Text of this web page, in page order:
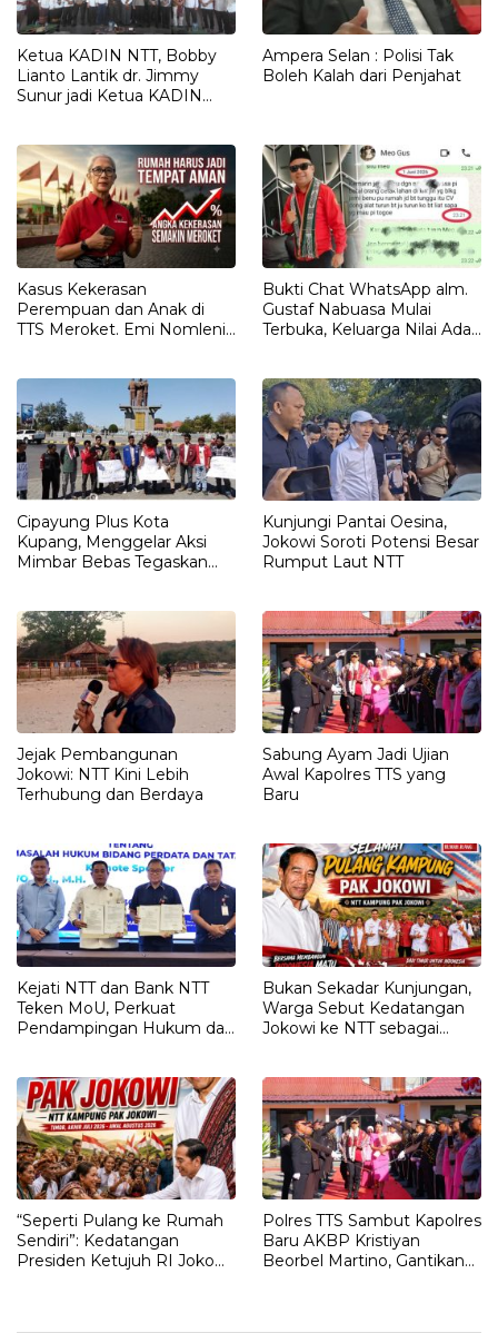
Ketua KADIN NTT, Bobby
Lianto Lantik dr. Jimmy
Sunur jadi Ketua KADIN
Ampera Selan : Polisi Tak
Boleh Kalah dari Penjahat
Kasus Kekerasan
Perempuan dan Anak di
TTS Meroket. Emi Nomleni :
Bukti Chat WhatsApp alm.
Gustaf Nabuasa Mulai
Terbuka, Keluarga Nilai Ada
Cipayung Plus Kota
Kupang, Menggelar Aksi
Mimbar Bebas Tegaskan
Kepada JOKO WIDODO
Kunjungi Pantai Oesina,
Jokowi Soroti Potensi Besar
Rumput Laut NTT
Jejak Pembangunan
Jokowi: NTT Kini Lebih
Terhubung dan Berdaya
Sabung Ayam Jadi Ujian
Awal Kapolres TTS yang
Baru
Kejati NTT dan Bank NTT
Teken MoU, Perkuat
Pendampingan Hukum dan
Bukan Sekadar Kunjungan,
Warga Sebut Kedatangan
Jokowi ke NTT sebagai
“Seperti Pulang ke Rumah
Sendiri”: Kedatangan
Presiden Ketujuh RI Joko
Polres TTS Sambut Kapolres
Baru AKBP Kristiyan
Beorbel Martino, Gantikan